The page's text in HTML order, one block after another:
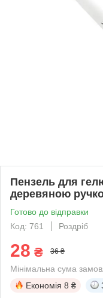
Пензель для
деревяною
Готово до відправки
Код: 761
Роздріб
28 ₴ 36 ₴
Мінімальна сума
Економія 8 ₴